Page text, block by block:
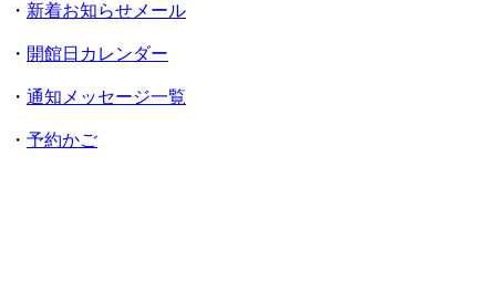
・ 新着お知らせメール
・ 開館日カレンダー
・ 通知メッセージ一覧
・ 予約かご